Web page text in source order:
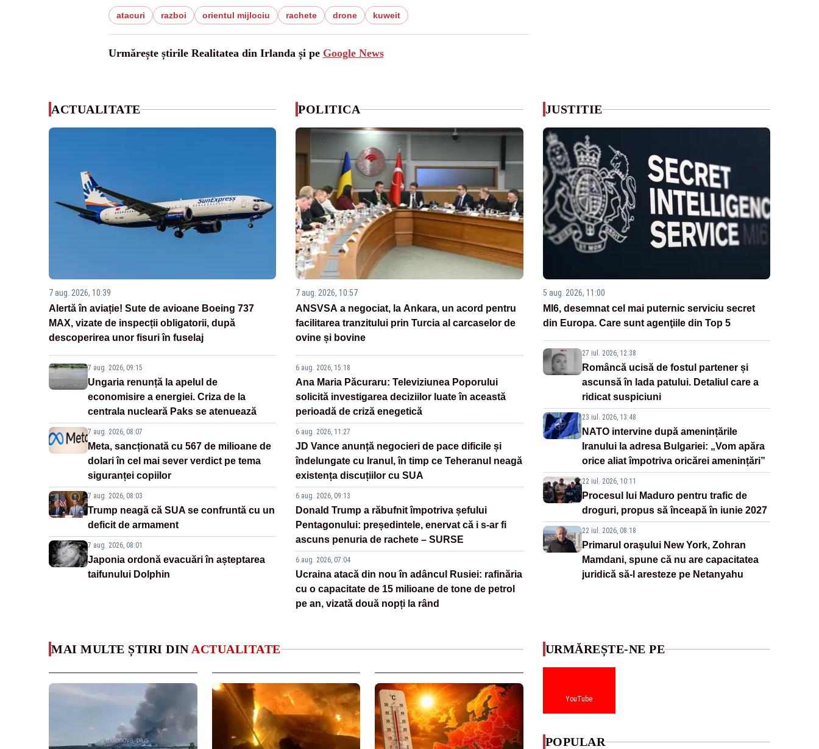
atacuri razboi orientul mijlociu rachete drone kuweit
Urmărește știrile Realitatea din Irlanda și pe Google News
ACTUALITATE
7 aug. 2026, 10:39
Alertă în aviație! Sute de avioane Boeing 737
MAX, vizate de inspecții obligatorii, după
descoperirea unor fisuri în fuselaj
7 aug. 2026, 09:15
Ungaria renunță la apelul de
economisire a energiei. Criza de la
centrala nucleară Paks se atenuează
7 aug. 2026, 08:07
Meta, sancționată cu 567 de milioane de
dolari în cel mai sever verdict pe tema
siguranței copiilor
7 aug. 2026, 08:03
Trump neagă că SUA se confruntă cu un
deficit de armament
7 aug. 2026, 08:01
Japonia ordonă evacuări în așteptarea
taifunului Dolphin
POLITICA
7 aug. 2026, 10:57
ANSVSA a negociat, la Ankara, un acord pentru
facilitarea tranzitului prin Turcia al carcaselor de
ovine și bovine
6 aug. 2026, 15:18
Ana Maria Păcuraru: Televiziunea Poporului
solicită investigarea deciziilor luate în această
perioadă de criză enegetică
6 aug. 2026, 11:27
JD Vance anunță negocieri de pace dificile și
îndelungate cu Iranul, în timp ce Teheranul neagă
existența discuțiilor cu SUA
6 aug. 2026, 09:13
Donald Trump a răbufnit împotriva șefului
Pentagonului: președintele, enervat că i s-ar fi
ascuns penuria de rachete – SURSE
6 aug. 2026, 07:04
Ucraina atacă din nou în adâncul Rusiei: rafinăria
cu o capacitate de 15 milioane de tone de petrol
pe an, vizată două nopți la rând
JUSTITIE
5 aug. 2026, 11:00
MI6, desemnat cel mai puternic serviciu secret
din Europa. Care sunt agenţiile din Top 5
27 iul. 2026, 12:38
Româncă ucisă de fostul partener și
ascunsă în lada patului. Detaliul care a
ridicat suspiciuni
23 iul. 2026, 13:48
NATO intervine după amenințările
Iranului la adresa Bulgariei: „Vom apăra
orice aliat împotriva oricărei amenințări”
22 iul. 2026, 10:11
Procesul lui Maduro pentru trafic de
droguri, propus să înceapă în iunie 2027
22 iul. 2026, 08:18
Primarul oraşului New York, Zohran
Mamdani, spune că nu are capacitatea
juridică să-l aresteze pe Netanyahu
MAI MULTE ȘTIRI DIN ACTUALITATE URMĂREȘTE-NE PE
YouTube
POPULAR